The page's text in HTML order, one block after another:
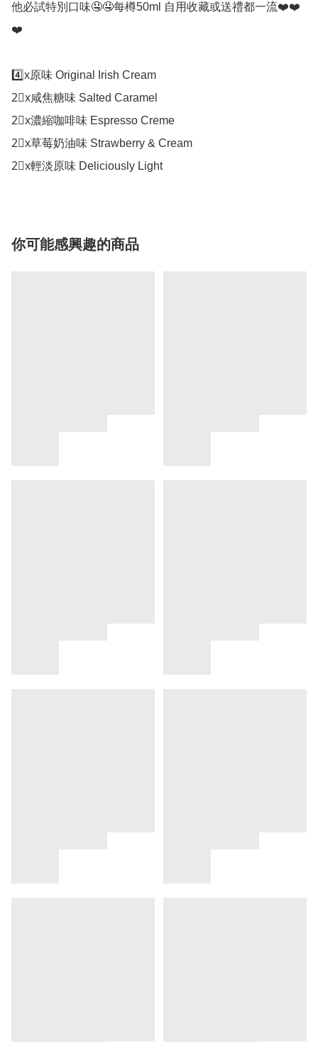
他必試特別口味🤤🤤每樽50ml 自用收藏或送禮都一流❤️❤️
❤️
4️⃣x原味 Original Irish Cream
2⃣x咸焦糖味 Salted Caramel
2⃣x濃縮咖啡味 Espresso Creme
2⃣x草莓奶油味 Strawberry & Cream
你可能感興趣的商品